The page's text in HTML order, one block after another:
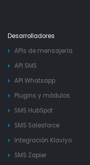
Desarrolladores
APIs de mensajería
API SMS
API Whatsapp
Plugins y módulos
SMS HubSpot
SMS Salesforce
Integración Klaviyo
SMS Zapier